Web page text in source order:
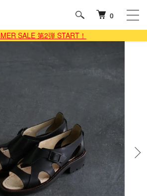
0
SALE 第2弾 START！